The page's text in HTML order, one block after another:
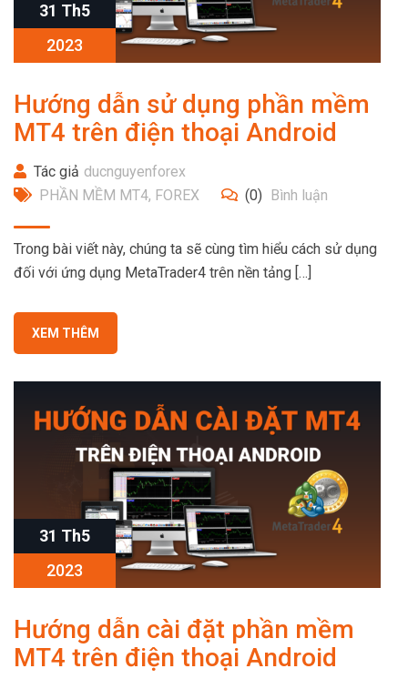
31 Th5
2023
Hướng dẫn sử dụng phần mềm
MT4 trên điện thoại Android
Tác giả ducnguyenforex
PHẦN MỀM MT4, FOREX (0) Bình luận
Trong bài viết này, chúng ta sẽ cùng tìm hiểu cách sử dụng
đối với ứng dụng MetaTrader4 trên nền tảng […]
XEM THÊM
31 Th5
2023
Hướng dẫn cài đặt phần mềm
MT4 trên điện thoại Android